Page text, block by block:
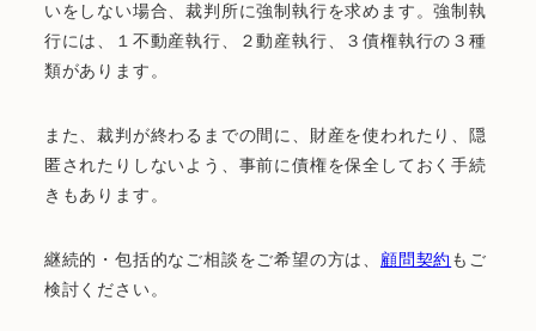
いをしない場合、裁判所に強制執行を求めます。強制執
行には、１不動産執行、２動産執行、３債権執行の３種
類があります。
また、裁判が終わるまでの間に、財産を使われたり、隠
匿されたりしないよう、事前に債権を保全しておく手続
きもあります。
継続的・包括的なご相談をご希望の方は、 顧問契約 もご
検討ください。